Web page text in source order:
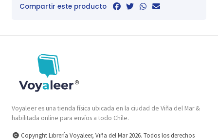
Compartir este producto
Voyaleer es una tienda física ubicada en la ciudad de Viña del Mar &
habilitada online para envíos a todo Chile.
Copyright Librería Voyaleer, Viña del Mar 2026. Todos los derechos